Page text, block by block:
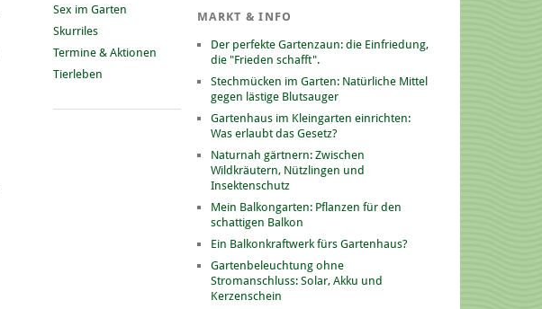
Sex im Garten
Skurriles
Termine & Aktionen
Tierleben
MARKT & INFO
Der perfekte Gartenzaun: die Einfriedung,
die "Frieden schafft".
Stechmücken im Garten: Natürliche Mittel
gegen lästige Blutsauger
Gartenhaus im Kleingarten einrichten:
Was erlaubt das Gesetz?
Naturnah gärtnern: Zwischen
Wildkräutern, Nützlingen und
Insektenschutz
Mein Balkongarten: Pflanzen für den
schattigen Balkon
Ein Balkonkraftwerk fürs Gartenhaus?
Gartenbeleuchtung ohne
Stromanschluss: Solar, Akku und
Kerzenschein